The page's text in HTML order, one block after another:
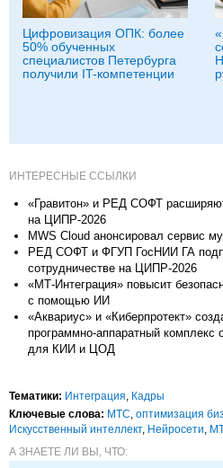
Цифровизация ОПК: более
50% обученных
специалистов Петербурга
получили IT-компетенции
ИНТЕРЕСНЫЕ ССЫЛКИ
«Гравитон» и РЕД СОФТ расширяют
на ЦИПР-2026
MWS Cloud анонсировал сервис
РЕД СОФТ и ФГУП ГосНИИ ГА
сотрудничестве на ЦИПР-2026
«МТ-Интеграция» повысит
с помощью ИИ
«Аквариус» и «Киберпротект»
программно-аппаратный комплекс
для КИИ и ЦОД
Тематики: Интеграция, Кадры
Ключевые слова: МТС, оптимизация
Искусственный интеллект, Нейросети,
А ЗНАЕТЕ ЛИ ВЫ, ЧТО: